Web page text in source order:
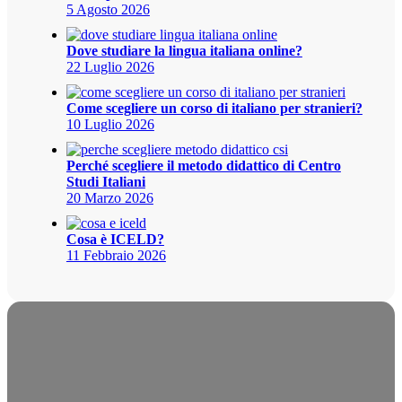
5 Agosto 2026
Dove studiare la lingua italiana online?
22 Luglio 2026
Come scegliere un corso di italiano per stranieri?
10 Luglio 2026
Perché scegliere il metodo didattico di Centro
Studi Italiani
20 Marzo 2026
Cosa è ICELD?
11 Febbraio 2026